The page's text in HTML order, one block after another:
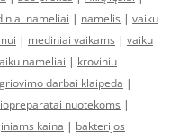
nameliai | namelis | vaiku
| mediniai vaikams | vaiku
nameliai | kroviniu
griovimo darbai klaipeda |
nuotekoms |
kaina | bakterijos